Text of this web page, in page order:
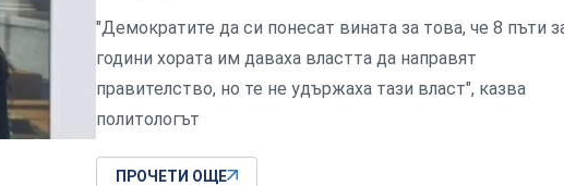
"Демократите да си понесат вината за това, че 8 пъти
години хората им даваха властта да направят
правителство, но те не удържаха тази власт", казва
политологът
ПРОЧЕТИ ОЩЕ